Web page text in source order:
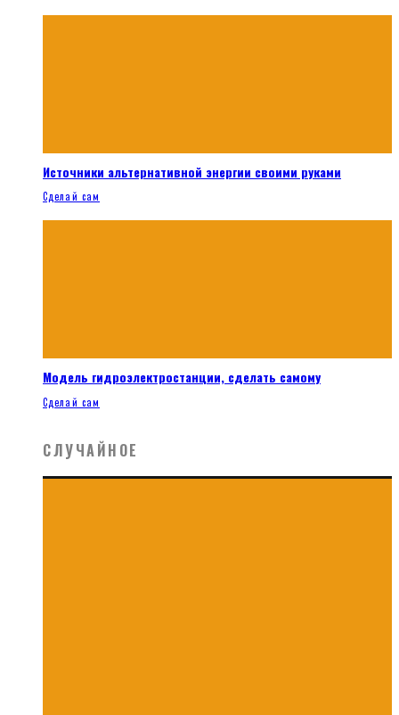
Источники альтернативной энергии своими руками
Сделай сам
Модель гидроэлектростанции, сделать самому
Сделай сам
СЛУЧАЙНОЕ